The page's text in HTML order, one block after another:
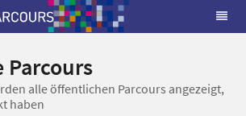
alle öffentlichen Parcours angezeigt,
haben